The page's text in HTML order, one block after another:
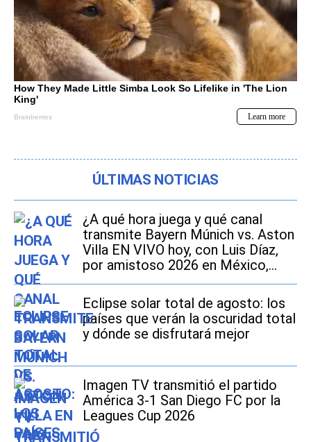
ÚLTIMAS NOTICIAS
¿A qué hora juega y qué canal
transmite Bayern Múnich vs. Aston
Villa EN VIVO hoy, con Luis Díaz,
por amistoso 2026 en México,
Estados Unidos y España?
Eclipse solar total de agosto: los
países que verán la oscuridad total
y dónde se disfrutará mejor
Imagen TV transmitió el partido
América 3-1 San Diego FC por la
Leagues Cup 2026